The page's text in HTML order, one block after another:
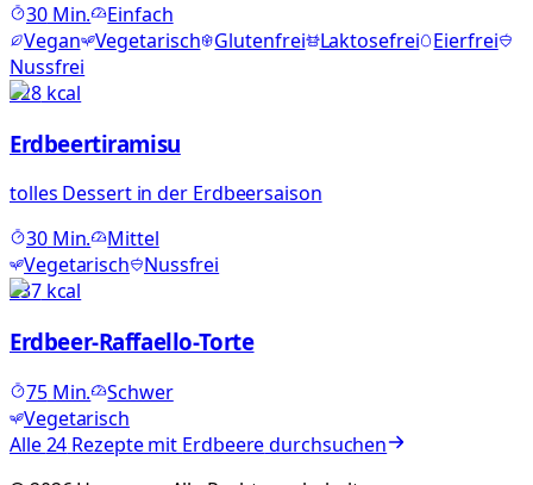
30Min.
Einfach
Vegan Vegetarisch Glutenfrei Laktosefrei Eierfrei
Nussfrei
328kcal
Erdbeertiramisu
tolles Dessert in der Erdbeersaison
30Min.
Mittel
Vegetarisch
Nussfrei
237kcal
Erdbeer-Raffaello-Torte
75Min.
Schwer
Vegetarisch
Alle24 Rezepte mit Erdbeeredurchsuchen